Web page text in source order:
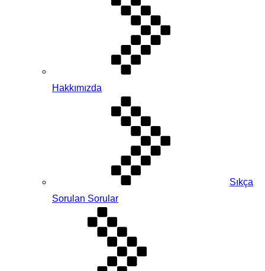
Hakkımızda
Sıkça
Sorulan Sorular